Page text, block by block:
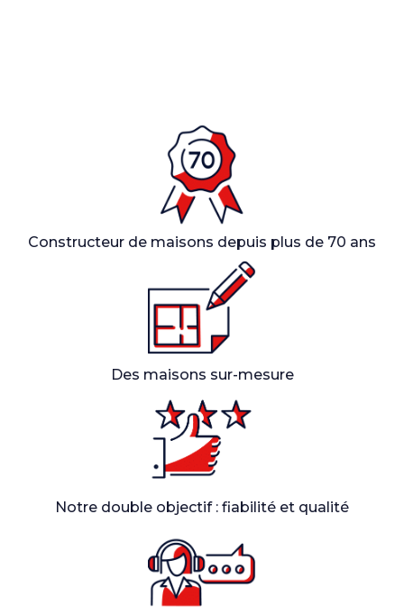
Constructeur de maisons depuis plus de 70 ans
Des maisons sur-mesure
Notre double objectif : fiabilité et qualité